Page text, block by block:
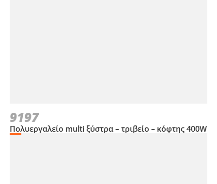
9197
Πολυεργαλείο multi ξύστρα – τριβείο – κόφτης 400W